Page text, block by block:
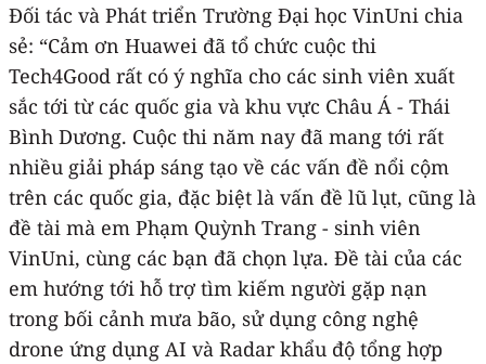
Đối tác và Phát triển Trường Đại học VinUni chia
sẻ: “Cảm ơn Huawei đã tổ chức cuộc thi
Tech4Good rất có ý nghĩa cho các sinh viên xuất
sắc tới từ các quốc gia và khu vực Châu Á - Thái
Bình Dương. Cuộc thi năm nay đã mang tới rất
nhiều giải pháp sáng tạo về các vấn đề nổi cộm
trên các quốc gia, đặc biệt là vấn đề lũ lụt, cũng là
đề tài mà em Phạm Quỳnh Trang - sinh viên
VinUni, cùng các bạn đã chọn lựa. Đề tài của các
em hướng tới hỗ trợ tìm kiếm người gặp nạn
trong bối cảnh mưa bão, sử dụng công nghệ
drone ứng dụng AI và Radar khẩu độ tổng hợp